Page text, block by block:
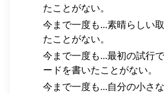
たことがない。
今まで一度も...素晴らしい
たことがない。
今まで一度も...最初の試行
ードを書いたことがない。
今まで一度も...自分の小さ